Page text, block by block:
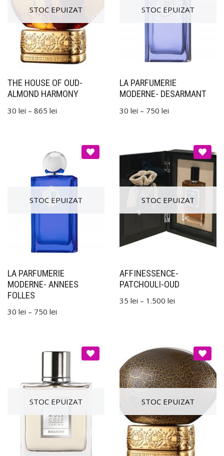
THE HOUSE OF OUD-
ALMOND HARMONY
30 lei – 865 lei
LA PARFUMERIE
MODERNE- DESARMANT
30 lei – 750 lei
LA PARFUMERIE
MODERNE- ANNEES
FOLLES
30 lei – 750 lei
AFFINESSENCE-
PATCHOULI-OUD
35 lei – 1.500 lei